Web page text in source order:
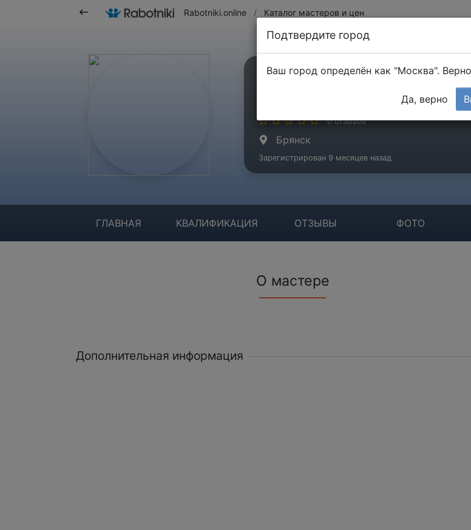
Rabotniki.online / Каталог мастеров и цен
Калюк Владимир
0 отзывов
Брянск
Зарегистрирован 9 месяцев назад
ГЛАВНАЯ КВАЛИФИКАЦИЯ ОТЗЫВЫ ФОТО
О мастере
Дополнительная информация
Подтвердите город
Ваш город определён как "Москва".
Да, верно